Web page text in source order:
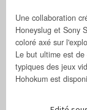
Une collaboration
Honeyslug et Sony
coloré axé sur
Le but ultime est
typiques des jeux
Hohokum est